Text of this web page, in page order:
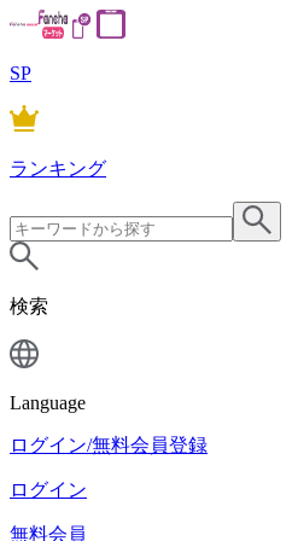
SP
ランキング
検索
Language
ログイン/無料会員登録
ログイン
無料会員